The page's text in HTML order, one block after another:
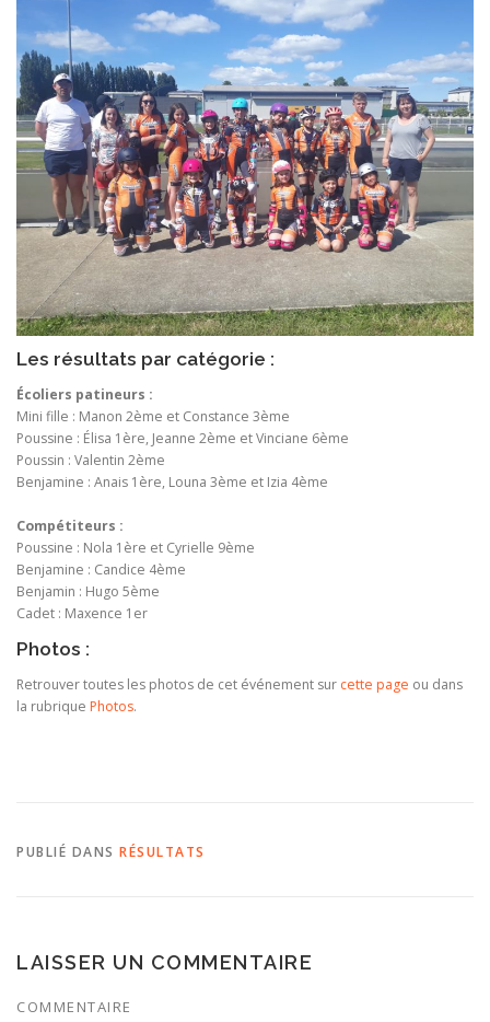
Les résultats par catégorie :
Écoliers patineurs :
Mini fille : Manon 2ème et Constance 3ème
Poussine : Élisa 1ère, Jeanne 2ème et Vinciane 6ème
Poussin : Valentin 2ème
Benjamine : Anais 1ère, Louna 3ème et Izia 4ème
Compétiteurs :
Poussine : Nola 1ère et Cyrielle 9ème
Benjamine : Candice 4ème
Benjamin : Hugo 5ème
Cadet : Maxence 1er
Photos :
Retrouver toutes les photos de cet événement sur cette page ou dans
la rubrique Photos.
PUBLIÉ DANS RÉSULTATS
LAISSER UN COMMENTAIRE
COMMENTAIRE